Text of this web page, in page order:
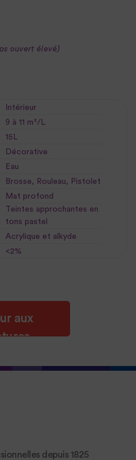
ouvert élevé)
Intérieur
9 à 11 m²/L
15L
Décorative
Eau
Brosse, Rouleau, Pistolet
Mat profond
Teintes approchantes en
tons pastel
Acrylique et alkyde
<2%
aux
depuis 1825